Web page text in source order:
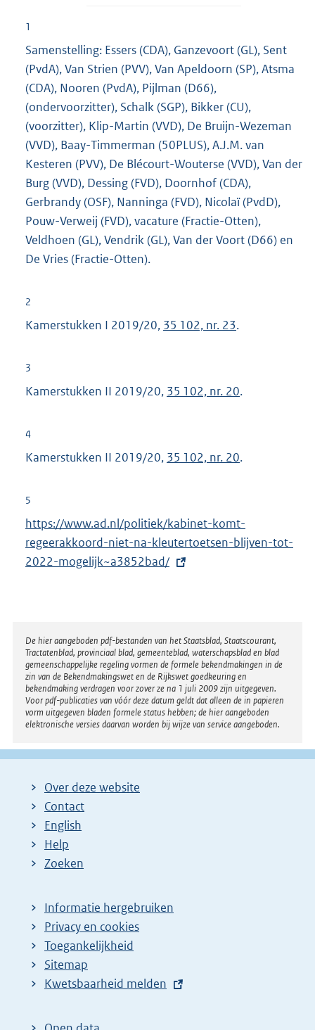
1
Samenstelling: Essers (CDA), Ganzevoort (GL), Sent
(PvdA), Van Strien (PVV), Van Apeldoorn (SP), Atsma
(CDA), Nooren (PvdA), Pijlman (D66),
(ondervoorzitter), Schalk (SGP), Bikker (CU),
(voorzitter), Klip-Martin (VVD), De Bruijn-Wezeman
(VVD), Baay-Timmerman (50PLUS), A.J.M. van
Kesteren (PVV), De Blécourt-Wouterse (VVD), Van der
Burg (VVD), Dessing (FVD), Doornhof (CDA),
Gerbrandy (OSF), Nanninga (FVD), Nicolaï (PvdD),
Pouw-Verweij (FVD), vacature (Fractie-Otten),
Veldhoen (GL), Vendrik (GL), Van der Voort (D66) en
De Vries (Fractie-Otten).
2
Kamerstukken I 2019/20, 35 102, nr. 23.
3
Kamerstukken II 2019/20, 35 102, nr. 20.
4
Kamerstukken II 2019/20, 35 102, nr. 20.
5
E
x
t
e
l
i
n
k
:
https://www.ad.nl/politiek/kabinet-komt-
regeerakkoord-niet-na-kleutertoetsen-blijven-tot-
2022-mogelijk~a3852bad/
Disclaimer
De hier aangeboden pdf-bestanden van het Staatsblad, Staatscourant,
Tractatenblad, provinciaal blad, gemeenteblad, waterschapsblad en blad
gemeenschappelijke regeling vormen de formele bekendmakingen in de
zin van de Bekendmakingswet en de Rijkswet goedkeuring en
bekendmaking verdragen voor zover ze na 1 juli 2009 zijn uitgegeven.
Voor pdf-publicaties van vóór deze datum geldt dat alleen de in papieren
vorm uitgegeven bladen formele status hebben; de hier aangeboden
elektronische versies daarvan worden bij wijze van service aangeboden.
Over deze website
Contact
English
Help
Zoeken
Informatie hergebruiken
Privacy en cookies
Toegankelijkheid
Sitemap
E
t
Kwetsbaarheid melden